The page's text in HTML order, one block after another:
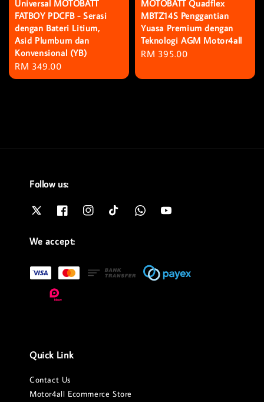
Universal MOTOBATT
FATBOY PDCFB - Serasi
dengan Bateri Litium,
Asid Plumbum dan
Konvensional (YB)
Regular
price
RM 349.00
MOTOBATT Quadflex
MBTZ14S Penggantian
Yuasa Premium dengan
Teknologi AGM Motor4all
Regular
RM 395.00
Follow us:
We accept:
Quick Link
Contact Us
Motor4all Ecommerce Store